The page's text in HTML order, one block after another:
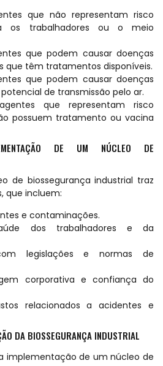
que não representam risco
os trabalhadores ou o meio
que podem causar doenças
que têm tratamentos disponíveis.
que podem causar doenças
de transmissão pelo ar.
que representam risco
possuem tratamento ou vacina
DE UM NÚCLEO DE
de biossegurança industrial traz
que incluem:
e contaminações.
dos trabalhadores e da
legislações e normas de
corporativa e confiança do
relacionados a acidentes e
DA BIOSSEGURANÇA INDUSTRIAL
implementação de um núcleo de